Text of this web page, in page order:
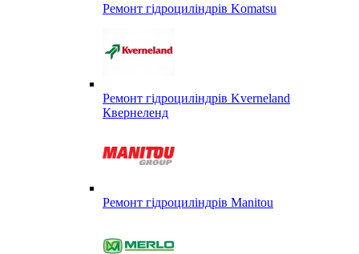
Ремонт гідроциліндрів Komatsu
Ремонт гідроциліндрів Kverneland
Квернеленд
Ремонт гідроциліндрів Manitou